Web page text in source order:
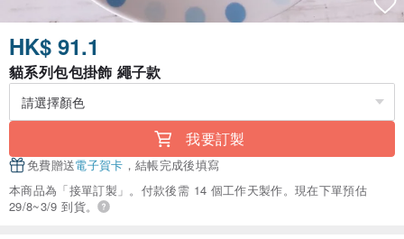
HK$ 91.1
貓系列包包掛飾 繩子款
我要訂製
免費贈送電子賀卡 ，結帳完成後填寫
本商品為「接單訂製」。付款後需 14 個工作天製作。現在下單預估
29/8~3/9 到貨。